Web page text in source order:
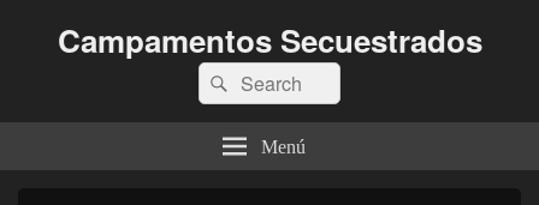
Campamentos Secuestrados
Buscar
por:
Buscar
Menú